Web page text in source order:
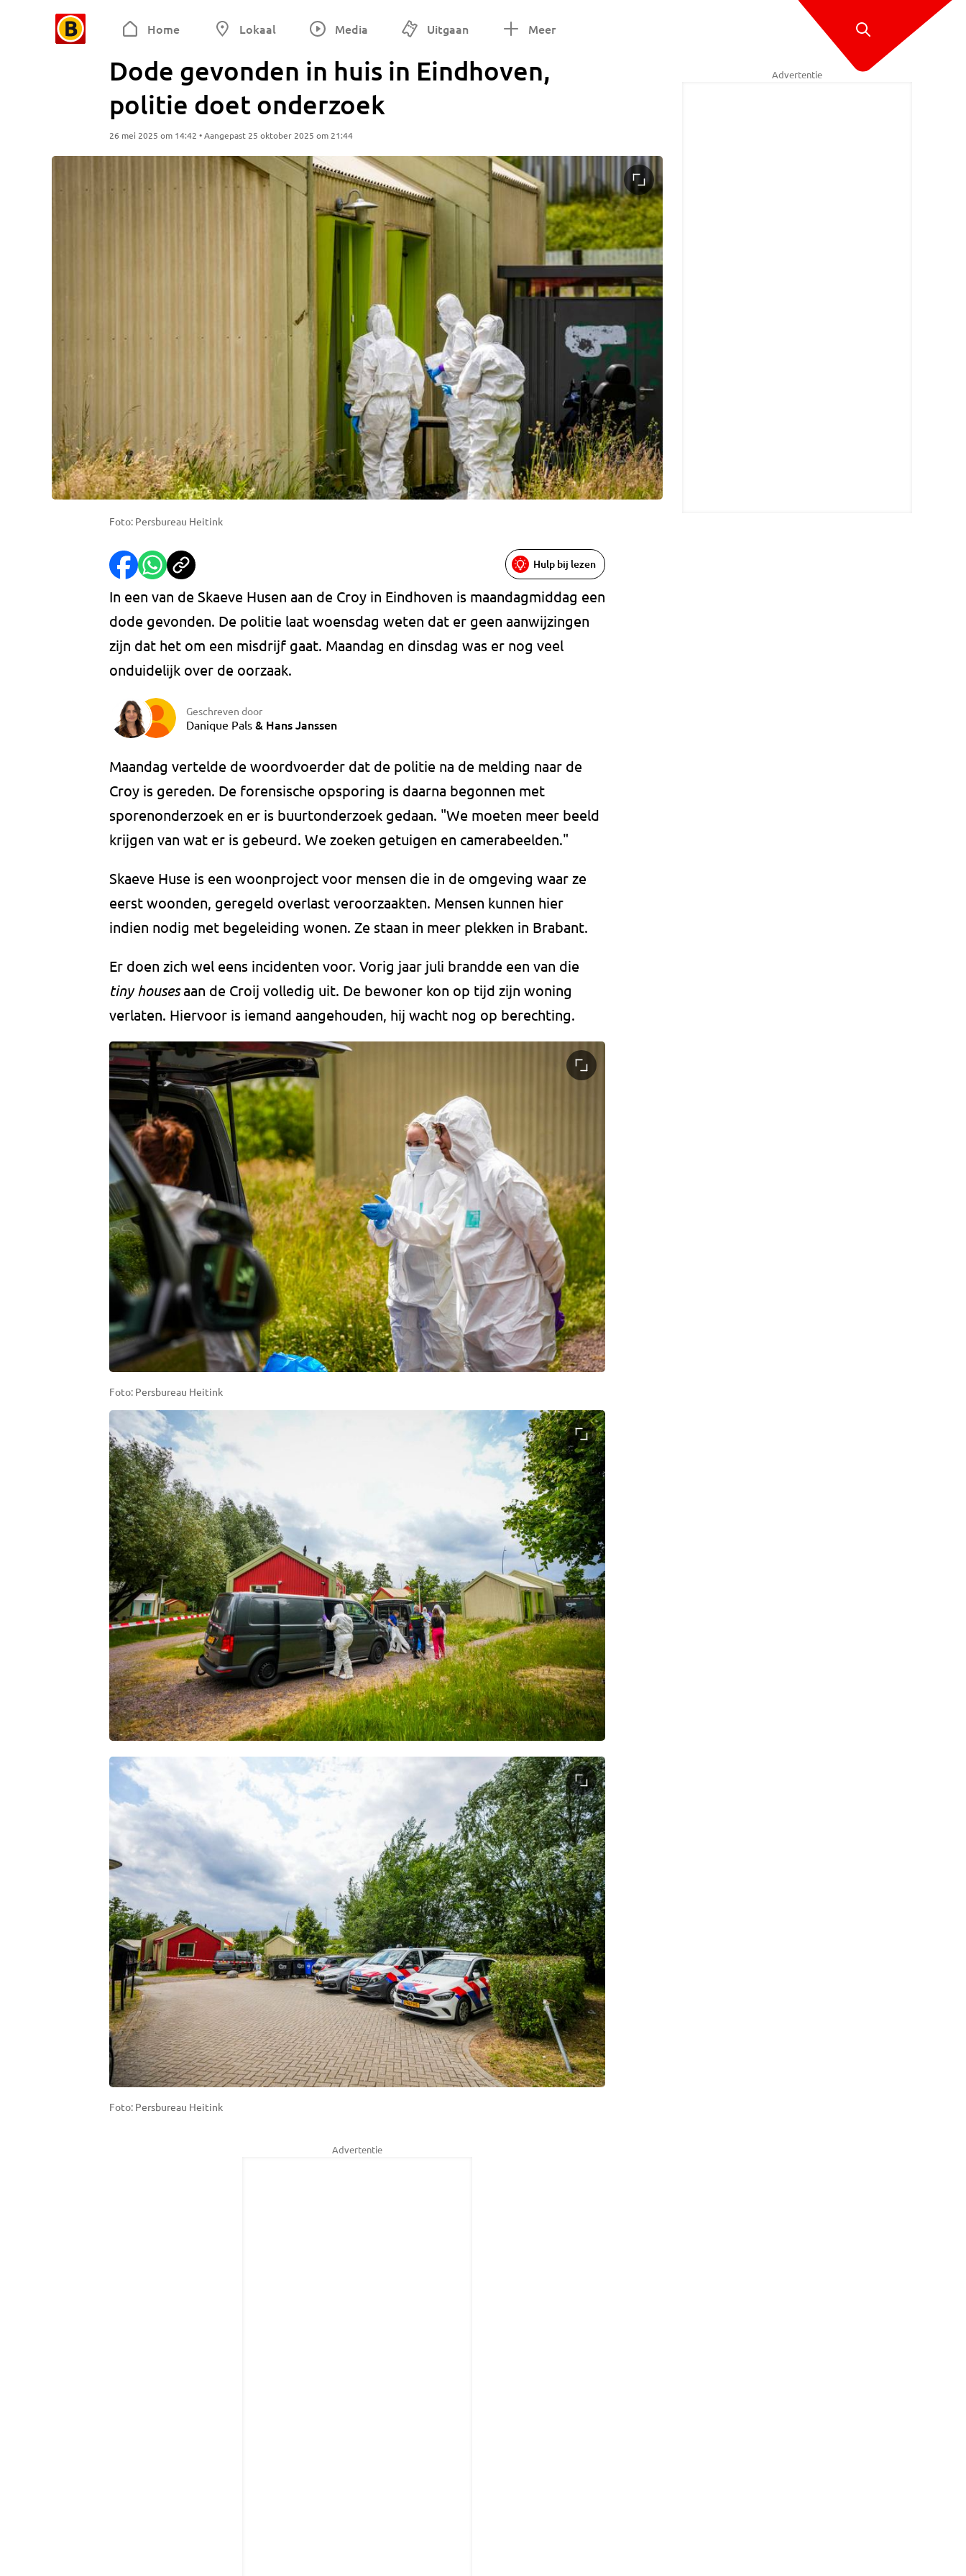
Home Lokaal Media Uitgaan Meer
Dode gevonden in huis in Eindhoven,
politie doet onderzoek
26 mei 2025 om 14:42 • Aangepast 25 oktober 2025 om 21:44
Foto: Persbureau Heitink
Hulp bij lezen
In een van de Skaeve Husen aan de Croy in Eindhoven is maandagmiddag een
dode gevonden. De politie laat woensdag weten dat er geen aanwijzingen
zijn dat het om een misdrijf gaat. Maandag en dinsdag was er nog veel
onduidelijk over de oorzaak.
Geschreven door
Danique Pals & Hans Janssen
Maandag vertelde de woordvoerder dat de politie na de melding naar de
Croy is gereden. De forensische opsporing is daarna begonnen met
sporenonderzoek en er is buurtonderzoek gedaan. "We moeten meer beeld
krijgen van wat er is gebeurd. We zoeken getuigen en camerabeelden."
Skaeve Huse is een woonproject voor mensen die in de omgeving waar ze
eerst woonden, geregeld overlast veroorzaakten. Mensen kunnen hier
indien nodig met begeleiding wonen. Ze staan in meer plekken in Brabant.
Er doen zich wel eens incidenten voor. Vorig jaar juli brandde een van die
tiny housesaan de Croij volledig uit. De bewoner kon op tijd zijn woning
verlaten. Hiervoor is iemand aangehouden, hij wacht nog op berechting.
Foto: Persbureau Heitink
Foto: Persbureau Heitink
Advertentie
Advertentie